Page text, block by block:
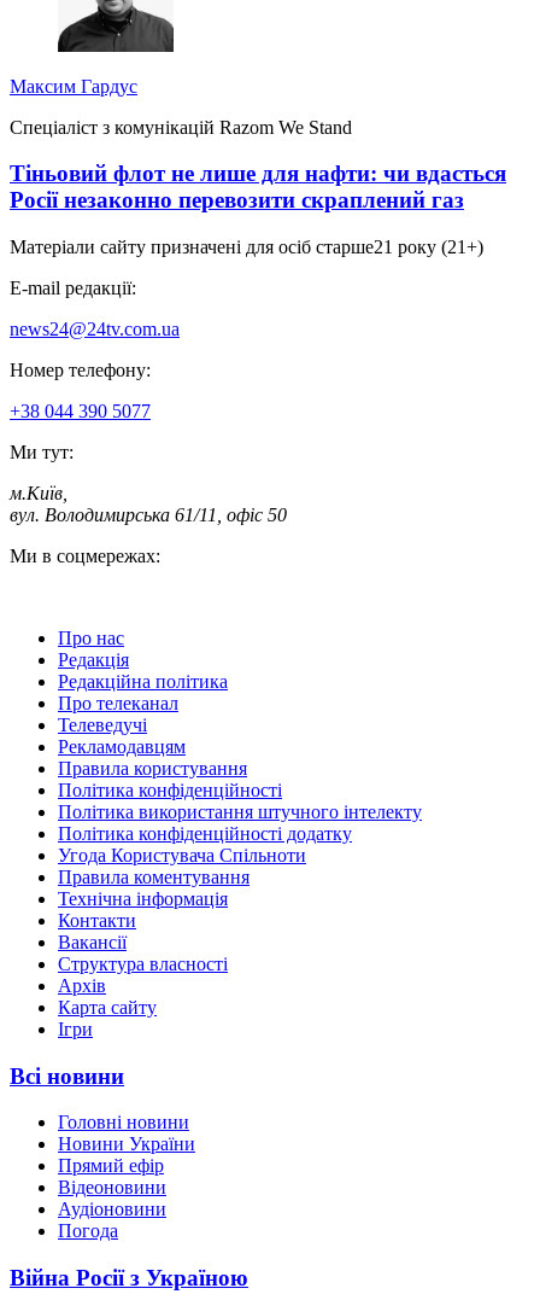
Максим Гардус
Спеціаліст з комунікацій Razom We Stand
Тіньовий флот не лише для нафти: чи вдасться
Росії незаконно перевозити скраплений газ
Матеріали сайту призначені для осіб старше21 року (21+)
E-mail редакції:
news24@24tv.com.ua
Номер телефону:
+38 044 390 5077
Ми тут:
м.Київ
вул. Володимирська 61/11, офіс 50
Ми в соцмережах:
Про нас
Редакція
Редакційна політика
Про телеканал
Телеведучі
Рекламодавцям
Правила користування
Політика конфіденційності
Політика використання штучного інтелекту
Політика конфіденційності додатку
Угода Користувача Спільноти
Правила коментування
Технічна інформація
Контакти
Вакансії
Структура власності
Архів
Карта сайту
Ігри
Всі новини
Головні новини
Новини України
Прямий ефір
Відеоновини
Аудіоновини
Погода
Війна Росії з Україною